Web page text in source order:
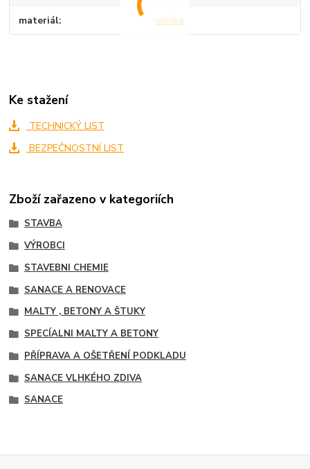
materiál omítka
Ke stažení
TECHNICKÝ LIST
BEZPEČNOSTNÍ LIST
Zboží zařazeno v kategoriích
STAVBA
VÝROBCI
STAVEBNI CHEMIE
SANACE A RENOVACE
MALTY , BETONY A ŠTUKY
SPECÍALNI MALTY A BETONY
PŘÍPRAVA A OŠETŘENÍ PODKLADU
SANACE VLHKÉHO ZDIVA
SANACE